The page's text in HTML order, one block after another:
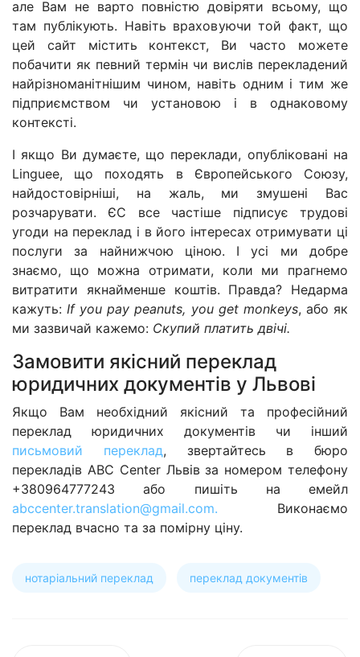
але Вам не варто повністю довіряти всьому, що
там публікують. Навіть враховуючи той факт, що
цей сайт містить контекст, Ви часто можете
побачити як певний термін чи вислів перекладений
найрізноманітнішим чином, навіть одним і тим же
підприємством чи установою і в однаковому
контексті.
І якщо Ви думаєте, що переклади, опубліковані на
Linguee, що походять в Європейського Союзу,
найдостовірніші, на жаль, ми змушені Вас
розчарувати. ЄС все частіше підписує трудові
угоди на переклад і в його інтересах отримувати ці
послуги за найнижчою ціною. І усі ми добре
знаємо, що можна отримати, коли ми прагнемо
витратити якнайменше коштів. Правда? Недарма
кажуть:If you pay peanuts, you get monkeys, або як
ми зазвичай кажемо: Скупий платить двічі.
Замовити якісний переклад
юридичних документів у Львові
Якщо Вам необхідний якісний та професійний
переклад юридичних документів чи інший
письмовий переклад, звертайтесь в бюро
перекладів ABC Center Львів за номером телефону
+380964777243 або пишіть на емейл
abccenter.translation@gmail.com. Виконаємо
переклад вчасно та за помірну ціну.
нотаріальний переклад переклад документів